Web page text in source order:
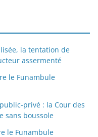
la tentation de
assermenté
le Funambule
privé : la Cour des
sans boussole
le Funambule